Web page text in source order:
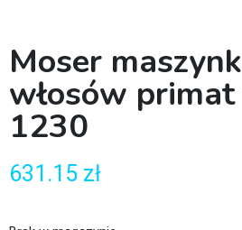
Moser
włosów
1230
631.15 zł